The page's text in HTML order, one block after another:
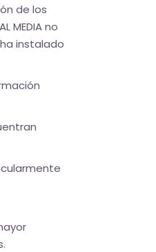
de los
MEDIA no
instalado